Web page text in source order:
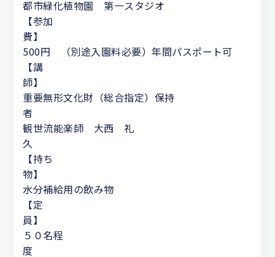
都市緑化植物園 第一スタジオ
【参加
500円 （別途入園料必要）年間パスポート可
【講
重要無形文化財（総合指定）保持
観世流能楽師 大西 礼
久
【持ち
水分補給用の飲み物
【定
５０名程